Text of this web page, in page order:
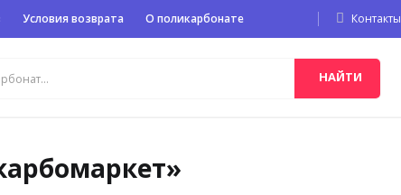
Условия возврата О поликарбонате Контакты
НАЙТИ